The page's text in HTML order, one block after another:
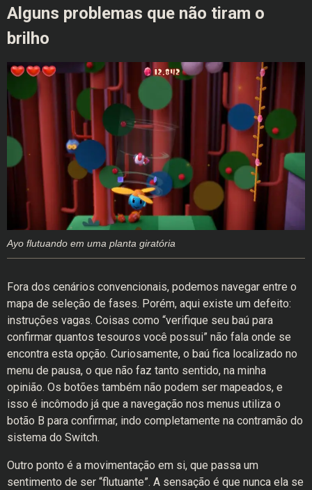
Alguns problemas que não tiram o
brilho
Ayo flutuando em uma planta giratória
Fora dos cenários convencionais, podemos navegar entre o
mapa de seleção de fases. Porém, aqui existe um defeito:
instruções vagas. Coisas como “verifique seu baú para
confirmar quantos tesouros você possui” não fala onde se
encontra esta opção. Curiosamente, o baú fica localizado no
menu de pausa, o que não faz tanto sentido, na minha
opinião. Os botões também não podem ser mapeados, e
isso é incômodo já que a navegação nos menus utiliza o
botão B para confirmar, indo completamente na contramão do
sistema do Switch.
Outro ponto é a movimentação em si, que passa um
sentimento de ser “flutuante”. A sensação é que nunca ela se